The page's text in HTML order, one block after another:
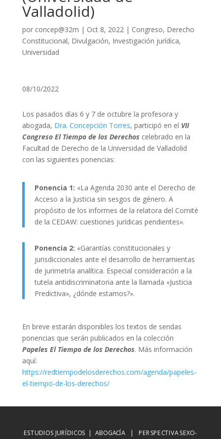
Valladolid)
por concep@32m | Oct 8, 2022| Congreso, Derecho
Constitucional, Divulgación, Investigación jurídica,
Universidad
08/10/2022
Los pasados días 6 y 7 de octubre la profesora y
abogada, Dra. Concepción Torres, participó en el VII
Congreso El Tiempo de los Derechos celebrado en la
Facultad de Derecho de la Universidad de Valladolid
con las siguientes ponencias:
Ponencia 1: «La Agenda 2030 ante el Derecho de
Acceso a la Justicia sin sesgos de género. A
propósito de los informes de la relatora del Comité
de la CEDAW: cuestiones jurídicas pendientes».
Ponencia 2: «Garantías constitucionales y
jurisdiccionales ante el desarrollo de herramientas
de jurimetría analítica. Especial consideración a la
tutela antidiscriminatoria ante la llamada «Justicia
Predictiva», ¿dónde estamos?».
En breve estarán disponibles los textos de sendas
ponencias que serán publicados en la colección
Papeles El Tiempo de los Derechos. Más información
aquí:
https://redtiempodelosderechos.com/agenda/papeles-
el-tiempo-de-los-derechos/
ESTUDIOS JURÍDICOS | ABOGACÍA | PERSPECTIVA SEXO-